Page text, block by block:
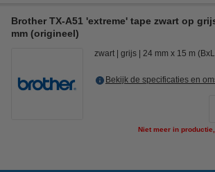
Brother TX-A51 'extreme' tape zwart op
mm (origineel)
zwart grijs 24 mm x 15 m
Bekijk de specificaties en
Niet meer in